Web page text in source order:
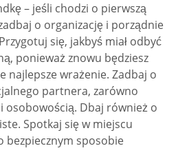
– jeśli chodzi o pierwszą
o organizację i porządnie
się, jakbyś miał odbyć
ponieważ znowu będziesz
najlepsze wrażenie. Zadbaj o
partnera, zarówno
osobowością. Dbaj również o
Spotkaj się w miejscu
bezpiecznym sposobie